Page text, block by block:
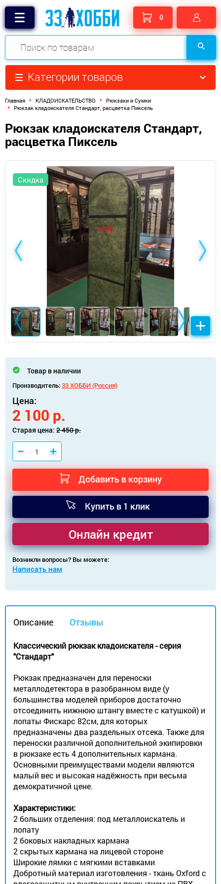
0
Категории товаров
Главная КЛАДОИСКАТЕЛЬСТВО
Рюкзаки и Сумки
Рюкзак кладоискателя Стандарт, расцветка Пиксель
Рюкзак кладоискателя Стандарт,
расцветка Пиксель
Скидка
Товар в наличии
Производитель:33 ХОББИ (Россия)
Цена:
2 100 р.
Старая цена: 2 450 р.
Добавить в корзину
Купить в 1 клик
Онлайн кредит
Возникли вопросы? Вы можете:
Написать нам
Описание Отзывы
Классический рюкзак кладоискателя - серия
"Стандарт"
Рюкзак предназначен для переноски
металлодетектора в разобранном виде (у
большинства моделей приборов достаточно
отсоединить нижнюю штангу вместе с катушкой) и
лопаты Фискарс 82см, для которых
предназначены два раздельных отсека. Также для
переноски различной дополнительной экипировки
в рюкзаке есть 4 дополнительных кармана.
Основными преимуществами модели являются
малый вес и высокая надёжность при весьма
демократичной цене.
Характеристики:
2 больших отделения: под металлоискатель и
лопату
2 боковых накладных кармана
2 скрытых кармана на лицевой стороне
Широкие лямки с мягкими вставками
Добротный материал изготовления - ткань Oxford с